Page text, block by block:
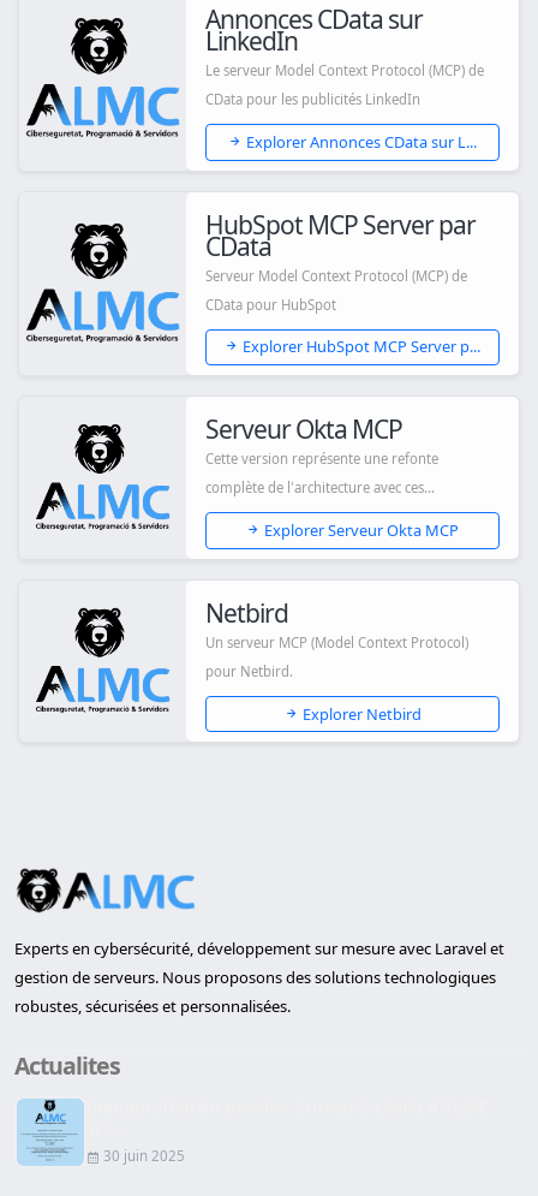
Annonces CData sur
LinkedIn
Le serveur Model Context Protocol (MCP) de
CData pour les publicités LinkedIn
Explorer Annonces CData sur L...
HubSpot MCP Server par
CData
Serveur Model Context Protocol (MCP) de
CData pour HubSpot
Explorer HubSpot MCP Server p...
Serveur Okta MCP
Cette version représente une refonte
complète de l'architecture avec ces
améliorations clé...
Explorer Serveur Okta MCP
Netbird
Un serveur MCP (Model Context Protocol)
pour Netbird.
Explorer Netbird
Experts en cybersécurité, développement sur mesure avec Laravel et
gestion de serveurs. Nous proposons des solutions technologiques
robustes, sécurisées et personnalisées.
Actualites
30 juin 2025